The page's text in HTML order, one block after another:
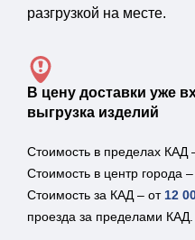
разгрузкой на месте.
В цену доставки уже
выгрузка изделий
Стоимость в пределах КАД
Стоимость в центр города –
Стоимость за КАД – от 12
проезда за пределами КАД.